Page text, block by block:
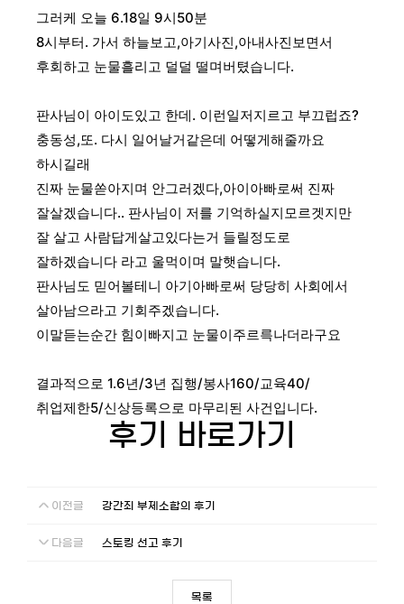
그러케 오늘 6.18일 9시50분
8시부터. 가서 하늘보고,아기사진,아내사진보면서
후회하고 눈물흘리고 덜덜 떨며버텼습니다.
판사님이 아이도있고 한데. 이런일저지르고 부끄럽죠?
충동성,또. 다시 일어날거같은데 어떻게해줄까요
하시길래
진짜 눈물쏟아지며 안그러겠다,아이아빠로써 진짜
잘살겠습니다.. 판사님이 저를 기억하실지모르겟지만
잘 살고 사람답게살고있다는거 들릴정도로
잘하겠습니다 라고 울먹이며 말햇습니다.
판사님도 믿어볼테니 아기아빠로써 당당히 사회에서
살아남으라고 기회주겠습니다.
이말듣는순간 힘이빠지고 눈물이주르륵나더라구요
결과적으로 1.6년/3년 집행/봉사160/교육40/
취업제한5/신상등록으로 마무리된 사건입니다.
후기 바로가기
이전글 강간죄 부제소합의 후기
다음글 스토킹 선고 후기
목록